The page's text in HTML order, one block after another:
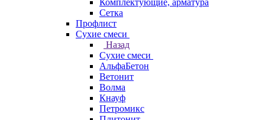
Комплектующие, арматура
Сетка
Профлист
Сухие смеси
Назад
Сухие смеси
АльфаБетон
Ветонит
Волма
Кнауф
Петромикс